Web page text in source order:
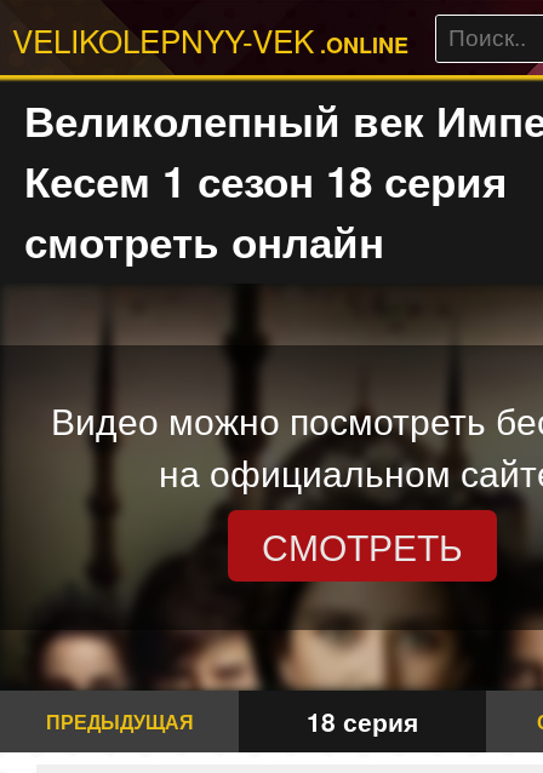
VELIKOLEPNYY-VEK .ONLINE
Великолепный век
Кесем 1 сезон 18 серия
смотреть онлайн
Видео можно посмотреть
на официальном
СМОТРЕТЬ
ПРЕДЫДУЩАЯ 18 серия